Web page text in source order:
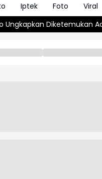
Iptek Foto
Viral
6 Juta Data Ganda Siswa